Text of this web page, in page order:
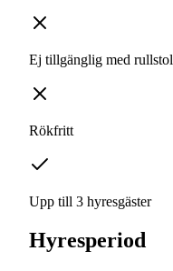
Ej tillgänglig med rullstol
Rökfritt
Upp till 3 hyresgäster
Hyresperiod